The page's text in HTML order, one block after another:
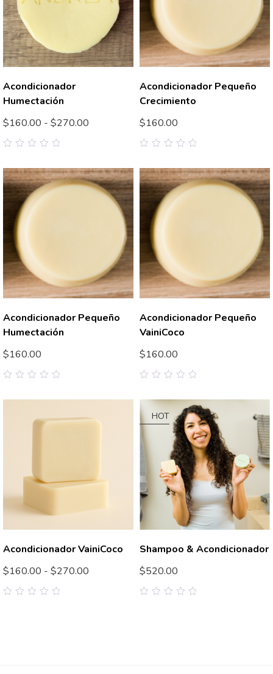
Acondicionador
Humectación
of
5
$160.00 - $270.00
Acondicionador Pequeño
Crecimiento
of
5
$160.00
Acondicionador Pequeño
Humectación
$160.00
Acondicionador Pequeño
VainiCoco
5
$160.00
Acondicionador VainiCoco
$160.00 - $270.00
HOT
Shampoo & Acondicionador
$520.00